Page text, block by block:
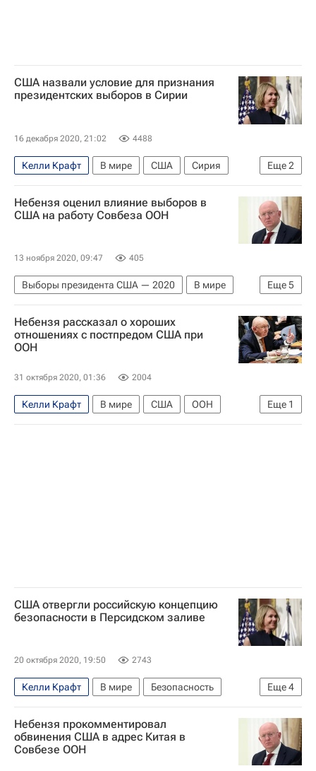
США назвали условие для признания
президентских выборов в Сирии
16 декабря 2020, 21:02 4488
Еще2
Келли Крафт В мире США
Сирия
Башар Асад
Совет Безопасности ООН
Небензя оценил влияние выборов в
США на работу Совбеза ООН
13 ноября 2020, 09:47 405
Еще5
Выборы президента США — 2020
В мире
США
ООН
Джо Байден
Василий Небензя
Дональд Трамп
Небензя рассказал о хороших
отношениях с постпредом США при
ООН
31 октября 2020, 01:36 2004
Еще 1
Келли Крафт В мире США
ООН
Василий Небензя
США отвергли российскую концепцию
безопасности в Персидском заливе
20 октября 2020, 19:50 2743
Еще4
Келли Крафт В мире
Безопасность
США
Иран Персидский залив Россия
Небензя прокомментировал
обвинения США в адрес Китая в
Совбезе ООН